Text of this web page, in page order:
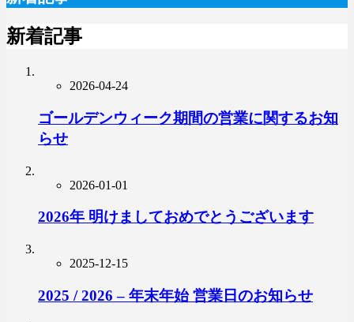
新着記事
2026-04-24
ゴールデンウィーク期間の営業に関するお知
らせ
2026-01-01
2026年 明けましておめでとうございます
2025-12-15
2025 / 2026 – 年末年始 営業日のお知らせ